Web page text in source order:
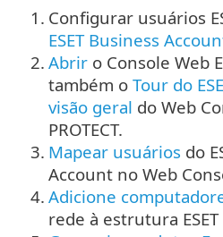
1. Configurar usuários
ESET Business
2. Abrir o Console Web
também o Tour do
visão geral do Web
PROTECT.
3. Mapear usuários do
Account no Web
4. Adicione
rede à estrutura ESET